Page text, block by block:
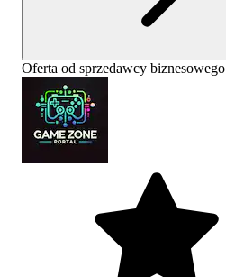
Oferta od sprzedawcy biznesowego